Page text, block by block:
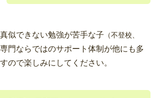
似できない勉強が苦手な子 （不登校、
専門ならではのサポート体制が他にも多
ので楽しみにしてください。